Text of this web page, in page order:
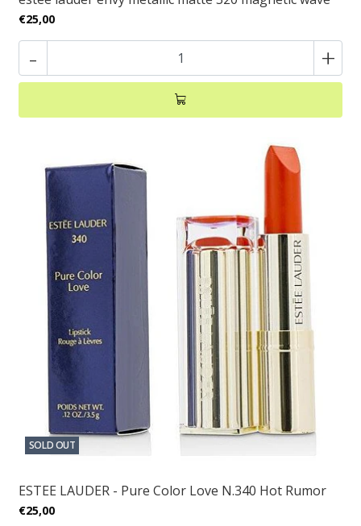
€25,00
- +
SOLD OUT
ESTEE LAUDER - Pure Color Love N.340 Hot Rumor
€25,00